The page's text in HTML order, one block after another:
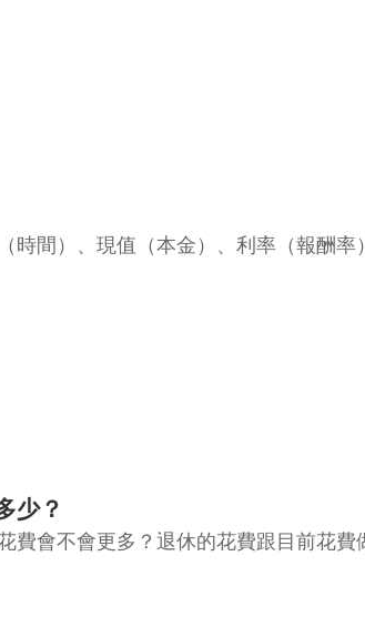
間）、現值（本金）、利率（報酬率
少？
會不會更多？退休的花費跟目前花費